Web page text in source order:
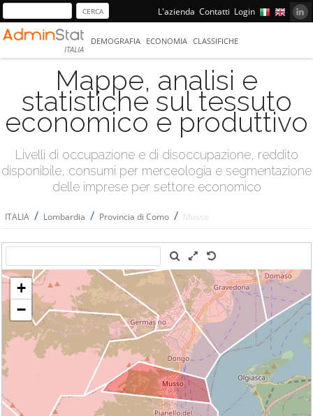
L'azienda Contatti Login
ITALIA
DEMOGRAFIA ECONOMIA CLASSIFICHE
Mappe, analisi e
statistiche sul tessuto
economico e produttivo
Livelli di occupazione e di disoccupazione, reddito
disponibile, consumi per merceologia e segmentazione
delle imprese per settore economico
ITALIA / Lombardia / Provincia di Como / Musso